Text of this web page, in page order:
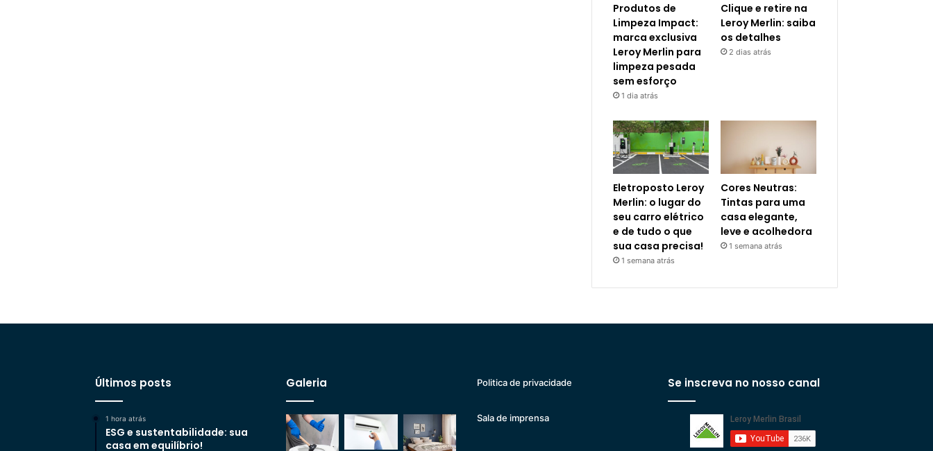
Produtos de
Limpeza Impact:
marca exclusiva
Leroy Merlin para
limpeza pesada
sem esforço
1 dia atrás
Clique e retire na
Leroy Merlin: saiba
os detalhes
2 dias atrás
Eletroposto Leroy
Merlin: o lugar do
seu carro elétrico
e de tudo o que
sua casa precisa!
1 semana atrás
Cores Neutras:
Tintas para uma
casa elegante,
leve e acolhedora
1 semana atrás
Últimos posts
1 hora atrás
ESG e sustentabilidade: sua
casa em equilíbrio!
Galeria Politica de privacidade
Sala de imprensa
Se inscreva no nosso canal